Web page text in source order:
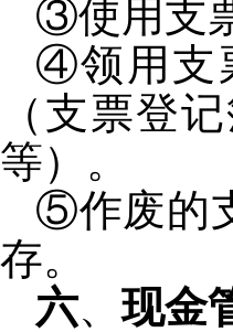
③使用支
④领用支
（支票登
等）。
⑤作废的
存。
六、现金